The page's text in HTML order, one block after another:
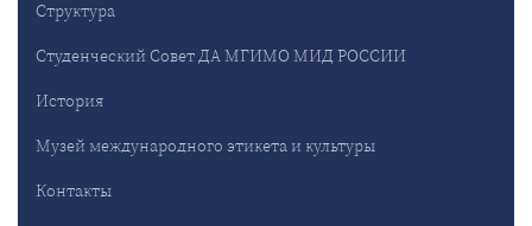
Структура
Студенческий Совет ДА МГИМО МИД РОССИИ
История
Музей международного этикета и культуры
Контакты